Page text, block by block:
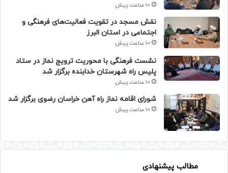
10 ساعت پیش
نقش مسجد در تقویت فعالیت‌های فرهنگی و
اجتماعی در استان البرز
10 ساعت پیش
نشست فرهنگی با محوریت ترویج نماز در ستاد
پلیس راه شهرستان خدابنده برگزار شد
10 ساعت پیش
شورای اقامه نماز راه آهن خراسان رضوی برگزار شد
10 ساعت پیش
مطالب پیشنهادی